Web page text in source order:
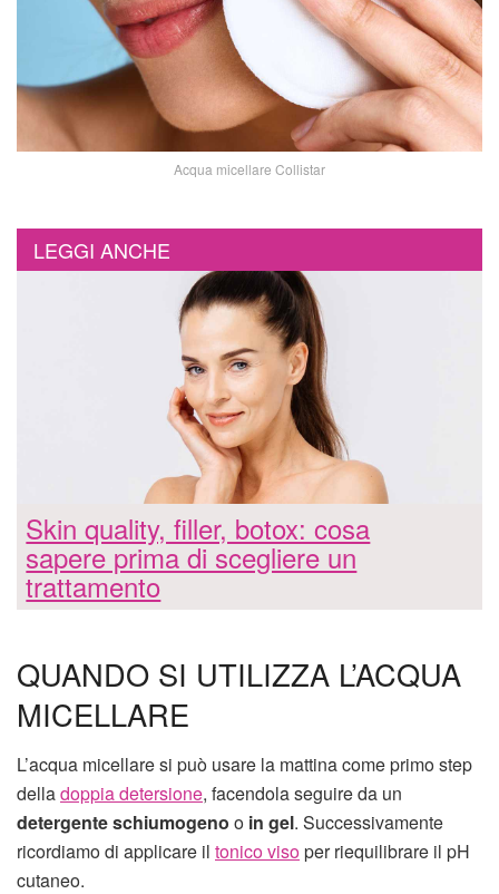
Acqua micellare Collistar
LEGGI ANCHE
Skin quality, filler, botox: cosa
sapere prima di scegliere un
trattamento
QUANDO SI UTILIZZA L’ACQUA
MICELLARE
L’acqua micellare si può usare la mattina come primo step
delladoppia detersione, facendola seguire da un
detergente schiumogeno o in gel. Successivamente
ricordiamo di applicare il tonico visoper riequilibrare il pH
cutaneo.